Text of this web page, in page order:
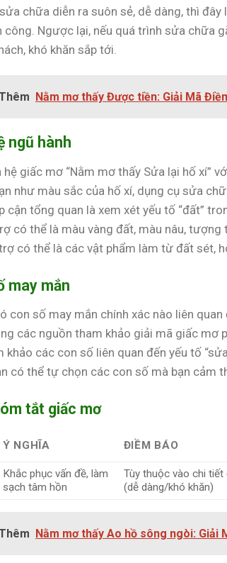
chữa diễn ra suôn sẻ, dễ dàng, thì
công. Ngược lại, nếu quá trình sửa chữa
khó khăn sắp tới.
Nằm mơ thấy Được tiền: Giải Mã
ngũ hành
hệ giấc mơ “Nằm mơ thấy Sửa lại hố xí”
như màu sắc của hố xí, dụng cụ sửa
cận tổng quan là xem xét yếu tố “đất”
có thể là màu vàng đất, màu nâu,
có thể là các vật phẩm làm từ đất sét,
may mắn
con số may mắn chính xác nào liên
các nguồn tham khảo giải mã giấc mơ
khảo các con số liên quan đến yếu tố
có thể tự chọn các con số mà bạn cảm
tắt giấc mơ
Ý NGHĨA ĐIỀM BÁO
Khắc phục vấn đề, làm
sạch tâm hồn
Tùy thuộc vào chi tiết
(dễ dàng/khó khăn)
Nằm mơ thấy Ao hồ sông ngòi: Giải